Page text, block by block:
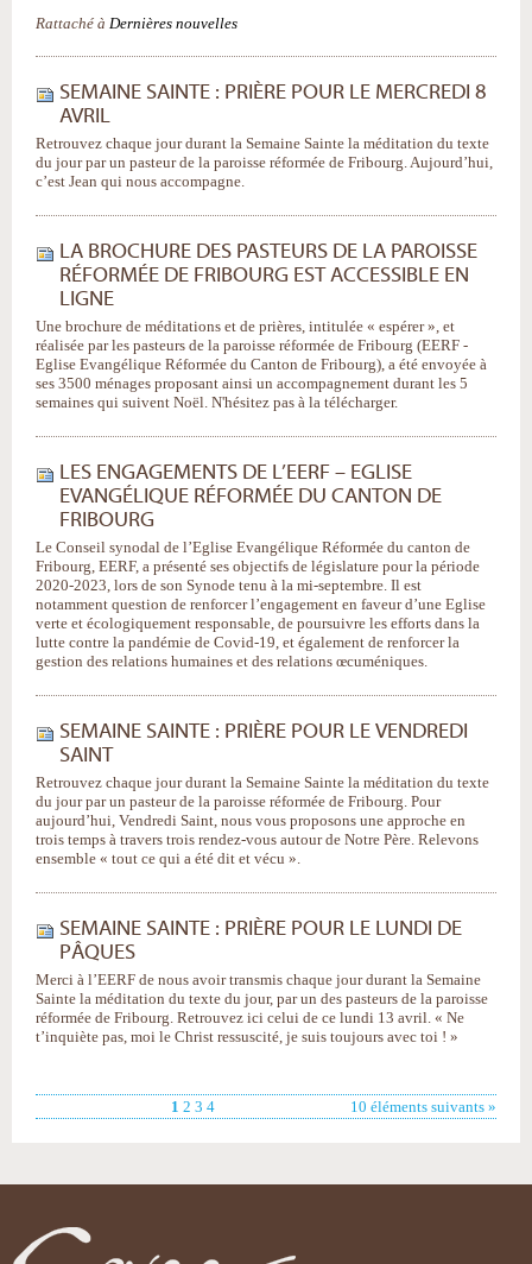
Rattaché à Dernières nouvelles
SEMAINE SAINTE : PRIÈRE POUR LE MERCREDI 8
AVRIL
Retrouvez chaque jour durant la Semaine Sainte la méditation du texte
du jour par un pasteur de la paroisse réformée de Fribourg. Aujourd’hui,
c’est Jean qui nous accompagne.
LA BROCHURE DES PASTEURS DE LA PAROISSE
RÉFORMÉE DE FRIBOURG EST ACCESSIBLE EN
LIGNE
Une brochure de méditations et de prières, intitulée « espérer », et
réalisée par les pasteurs de la paroisse réformée de Fribourg (EERF -
Eglise Evangélique Réformée du Canton de Fribourg), a été envoyée à
ses 3500 ménages proposant ainsi un accompagnement durant les 5
semaines qui suivent Noël. N'hésitez pas à la télécharger.
LES ENGAGEMENTS DE L’EERF – EGLISE
EVANGÉLIQUE RÉFORMÉE DU CANTON DE
FRIBOURG
Le Conseil synodal de l’Eglise Evangélique Réformée du canton de
Fribourg, EERF, a présenté ses objectifs de législature pour la période
2020-2023, lors de son Synode tenu à la mi-septembre. Il est
notamment question de renforcer l’engagement en faveur d’une Eglise
verte et écologiquement responsable, de poursuivre les efforts dans la
lutte contre la pandémie de Covid-19, et également de renforcer la
gestion des relations humaines et des relations œcuméniques.
SEMAINE SAINTE : PRIÈRE POUR LE VENDREDI
SAINT
Retrouvez chaque jour durant la Semaine Sainte la méditation du texte
du jour par un pasteur de la paroisse réformée de Fribourg. Pour
aujourd’hui, Vendredi Saint, nous vous proposons une approche en
trois temps à travers trois rendez-vous autour de Notre Père. Relevons
ensemble « tout ce qui a été dit et vécu ».
SEMAINE SAINTE : PRIÈRE POUR LE LUNDI DE
PÂQUES
Merci à l’EERF de nous avoir transmis chaque jour durant la Semaine
Sainte la méditation du texte du jour, par un des pasteurs de la paroisse
réformée de Fribourg. Retrouvez ici celui de ce lundi 13 avril. « Ne
t’inquiète pas, moi le Christ ressuscité, je suis toujours avec toi ! »
10 éléments suivants »
1 2 3 4